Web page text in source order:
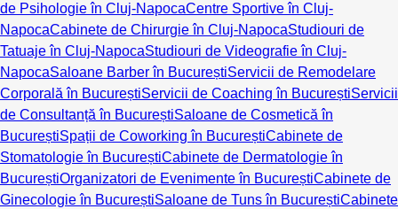
de Psihologie în Cluj-NapocaCentre Sportive în Cluj-
NapocaCabinete de Chirurgie în Cluj-NapocaStudiouri de
Tatuaje în Cluj-NapocaStudiouri de Videografie în Cluj-
NapocaSaloane Barber în BucureștiServicii de Remodelare
Corporală în BucureștiServicii de Coaching în BucureștiServicii
de Consultanță în BucureștiSaloane de Cosmetică în
BucureștiSpații de Coworking în BucureștiCabinete de
Stomatologie în BucureștiCabinete de Dermatologie în
BucureștiOrganizatori de Evenimente în BucureștiCabinete de
Ginecologie în BucureștiSaloane de Tuns în BucureștiCabinete